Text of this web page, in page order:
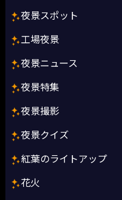
夜景スポット
工場夜景
夜景ニュース
夜景特集
夜景撮影
夜景クイズ
紅葉のライトアップ
花火